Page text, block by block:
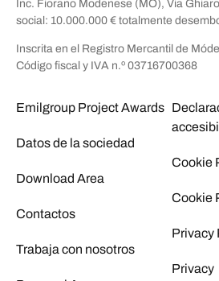
Inc. Fiorano Modenese (MO), Via
social: 10.000.000 € totalmente
Inscrita en el Registro Mercantil de
Código fiscal y IVA n.º 03716700368
Emilgroup Project Awards
Datos de la sociedad
Download Area
Contactos
Trabaja con nosotros
Cookie
Cookie
Privacy
Privacy